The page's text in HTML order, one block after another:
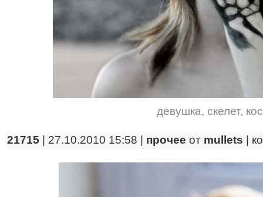
девушка, скелет,
21715 | 27.10.2010 15:58 | прочее от mullets